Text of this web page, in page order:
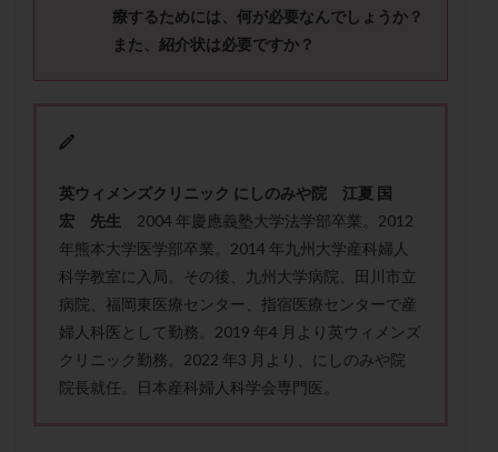
療するためには、何が必要なんでしょうか？
また、紹介状は必要ですか？
英ウィメンズクリニック にしのみや院 江夏 国
宏 先生 2004 年慶應義塾大学法学部卒業。2012
年熊本大学医学部卒業。2014 年九州大学産科婦人
科学教室に入局。その後、九州大学病院、田川市立
病院、福岡東医療センター、指宿医療センターで産
婦人科医として勤務。2019 年4 月より英ウィメンズ
クリニック勤務。2022 年3 月より、にしのみや院
院長就任。日本産科婦人科学会専門医。
二人目不妊 二人目妊活
二段階胚移植
亜急性甲状腺炎
亜鉛 人工授精
低グレード胚
低体重 低刺激
低年齢
体重増加
先天性甲状腺機能低下症
内膜スクラッチ
再発率 再開
凍結卵
凍結卵子
凍結卵移送 凍結精子
凍結胚
凍結胚盤胞
凍結胚移植
凍結胚移植移植
出産リスク
出産後 出血性黄体
分割胚
初期胚